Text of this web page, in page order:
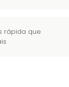
rápida que